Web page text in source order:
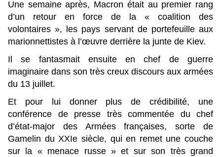
Une semaine après, Macron était au premier rang
d’un retour en force de la « coalition des
volontaires », les pays servant de portefeuille aux
marionnettistes à l’œuvre derrière la junte de Kiev.
Il se fantasmait ensuite en chef de guerre
imaginaire dans son très creux discours aux armées
du 13 juillet.
Et pour lui donner plus de crédibilité, une
conférence de presse très commentée du chef
d’état-major des Armées françaises, sorte de
Gamelin du XXIe siècle, qui en remet une couche
sur la « menace russe » et sur son très grand